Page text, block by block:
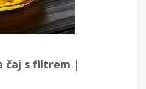
čaj s filtrem |